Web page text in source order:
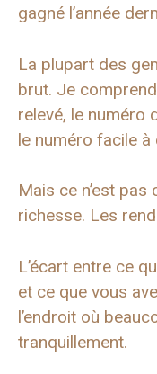
gagné l’année
La plupart des
brut. Je
relevé, le numéro
le numéro facile
Mais ce n’est
richesse. Les
L’écart entre ce
et ce que vous
l’endroit où
tranquillement.